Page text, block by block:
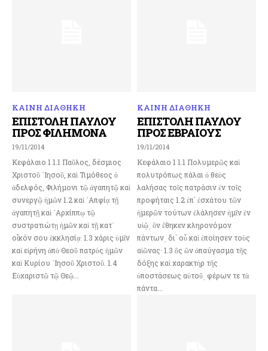
ΚΑΙΝΗ ΔΙΑΘΗΚΗ
ΕΠΙΣΤΟΛΗ ΠΑΥΛΟΥ
ΠΡΟΣ ΦΙΛΗΜΟΝΑ
19/11/2014
Κεφάλαιο 1 1.1 Παῦλος, δέσμιος
Χριστοῦ ᾿Ιησοῦ, καὶ Τιμόθεος ὁ
ἀδελφός, Φιλήμονι τῷ ἀγαπητῷ καὶ
συνεργῷ ἡμῶν 1.2 καὶ ᾿Απφίᾳ τῇ
ἀγαπητῇ καὶ ᾿Αρχίππῳ τῷ
συστρατιώτῃ ἡμῶν καὶ τῇ κατ᾿
οἶκόν σου ἐκκλησίᾳ· 1.3 χάρις ὑμῖν
καὶ εἰρήνη ἀπὸ Θεοῦ πατρὸς ἡμῶν
καὶ Κυρίου ᾿Ιησοῦ Χριστοῦ. 1.4
Εὐχαριστῶ τῷ Θεῷ...
ΚΑΙΝΗ ΔΙΑΘΗΚΗ
ΕΠΙΣΤΟΛΗ ΠΑΥΛΟΥ
ΠΡΟΣ ΕΒΡΑΙΟΥΣ
19/11/2014
Κεφάλαιο 1 1.1 Πολυμερῶς καὶ
πολυτρόπως πάλαι ὁ θεὸς
λαλήσας τοῖς πατράσιν ἐν τοῖς
προφήταις 1.2 ἐπ΄ ἐσχάτου τῶν
ἡμερῶν τούτων ἐλάλησεν ἡμῖν ἐν
υἱῷ͵ ὃν ἔθηκεν κληρονόμον
πάντων͵ δι΄ οὗ καὶ ἐποίησεν τοὺς
αἰῶνας· 1.3 ὃς ὢν ἀπαύγασμα τῆς
δόξης καὶ χαρακτὴρ τῆς
ὑποστάσεως αὐτοῦ͵ φέρων τε τὰ
πάντα...